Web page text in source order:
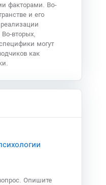
факторами. Во-
и его
вторых,
могут
как
Опишите